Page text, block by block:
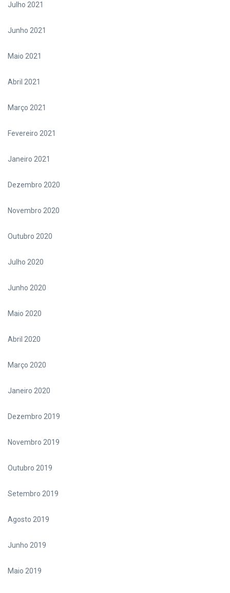
Julho 2021
Junho 2021
Maio 2021
Abril 2021
Março 2021
Fevereiro 2021
Janeiro 2021
Dezembro 2020
Novembro 2020
Outubro 2020
Julho 2020
Junho 2020
Maio 2020
Abril 2020
Março 2020
Janeiro 2020
Dezembro 2019
Novembro 2019
Outubro 2019
Setembro 2019
Agosto 2019
Junho 2019
Maio 2019